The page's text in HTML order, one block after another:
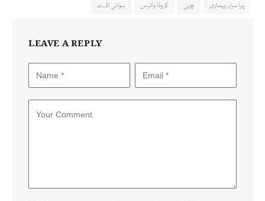
پراسرار بیماری
چین کرونا وائرس ہوائی اڈے
LEAVE A REPLY